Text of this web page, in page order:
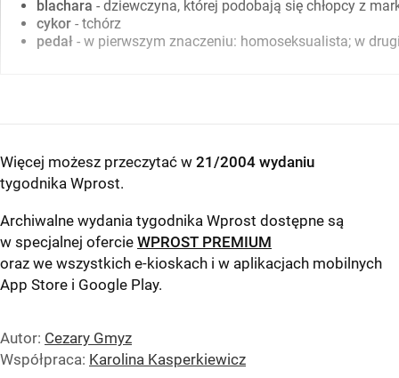
blachara - dziewczyna, której podobają się chłopcy z
cykor - tchórz
pedał - w pierwszym znaczeniu: homoseksualista; w
Więcej możesz przeczytać w 21/2004 wydaniu
tygodnika Wprost.
Archiwalne wydania tygodnika Wprost dostępne są
w specjalnej ofercie WPROST PREMIUM
oraz we wszystkich e-kioskach i w aplikacjach mobilnych
App Store i Google Play.
Autor: Cezary Gmyz
Współpraca: Karolina Kasperkiewicz